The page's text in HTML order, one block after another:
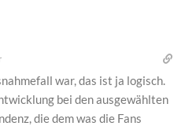
war, das ist ja logisch.
bei den ausgewählten
die dem was die Fans